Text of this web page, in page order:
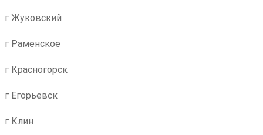
г Жуковский
г Раменское
г Красногорск
г Егорьевск
г Клин